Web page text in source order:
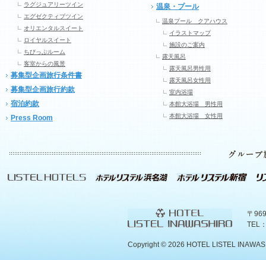
ラグジュアリーツイン
エグゼクティブツイン
オリエンタルスイート
ロイヤルスイート
ちびっぷルーム
客室からの風景
募集型企画旅行条件書
募集型企画旅行約款
宿泊約款
Press Room
温泉・プール
温泉プール クアハウス
イラストマップ
施設のご案内
露天風呂
露天風呂男性用
露天風呂女性用
室内浴場
本館大浴場 男性用
本館大浴場 女性用
〒
TEL
Copyright © 2026 HOTEL LISTEL